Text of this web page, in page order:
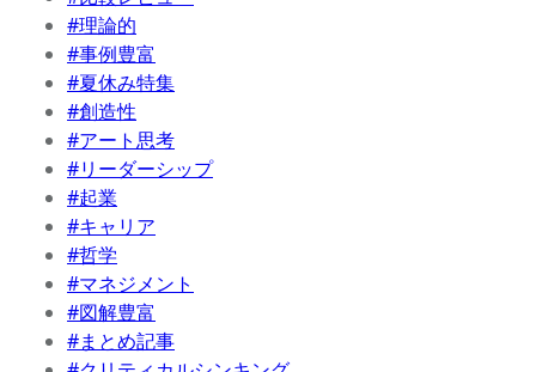
#理論的
#事例豊富
#夏休み特集
#創造性
#アート思考
#リーダーシップ
#起業
#キャリア
#哲学
#マネジメント
#図解豊富
#まとめ記事